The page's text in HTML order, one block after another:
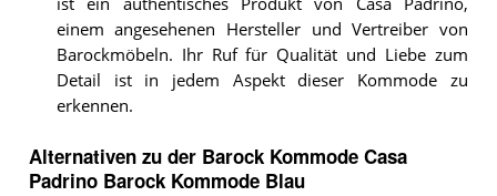
einem angesehenen Hersteller und Vertreiber von
Barockmöbeln. Ihr Ruf für Qualität und Liebe zum
Detail ist in jedem Aspekt dieser Kommode zu
erkennen.
Alternativen zu der Barock Kommode Casa
Padrino Barock Kommode Blau